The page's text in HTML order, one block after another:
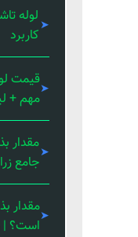
لوله
کاربرد
قیمت
مهم +
مقدار
جامع
مقدار
است؟ |